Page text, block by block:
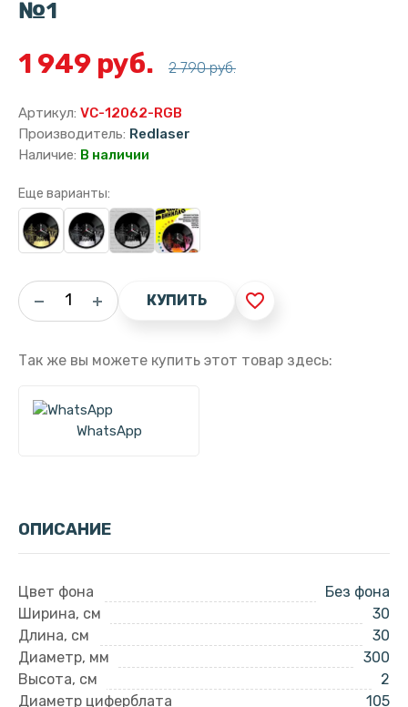
№1
1 949 руб. 2 790 руб.
Артикул: VC-12062-RGB
Производитель: Redlaser
Наличие: В наличии
Еще варианты:
КУПИТЬ favorite_border
Так же вы можете купить этот товар здесь:
WhatsApp
ОПИСАНИЕ
Цвет фона
Без фона
Ширина, см
30
Длина, см
30
Диаметр, мм
300
Высота, см
2
Диаметр циферблата
105